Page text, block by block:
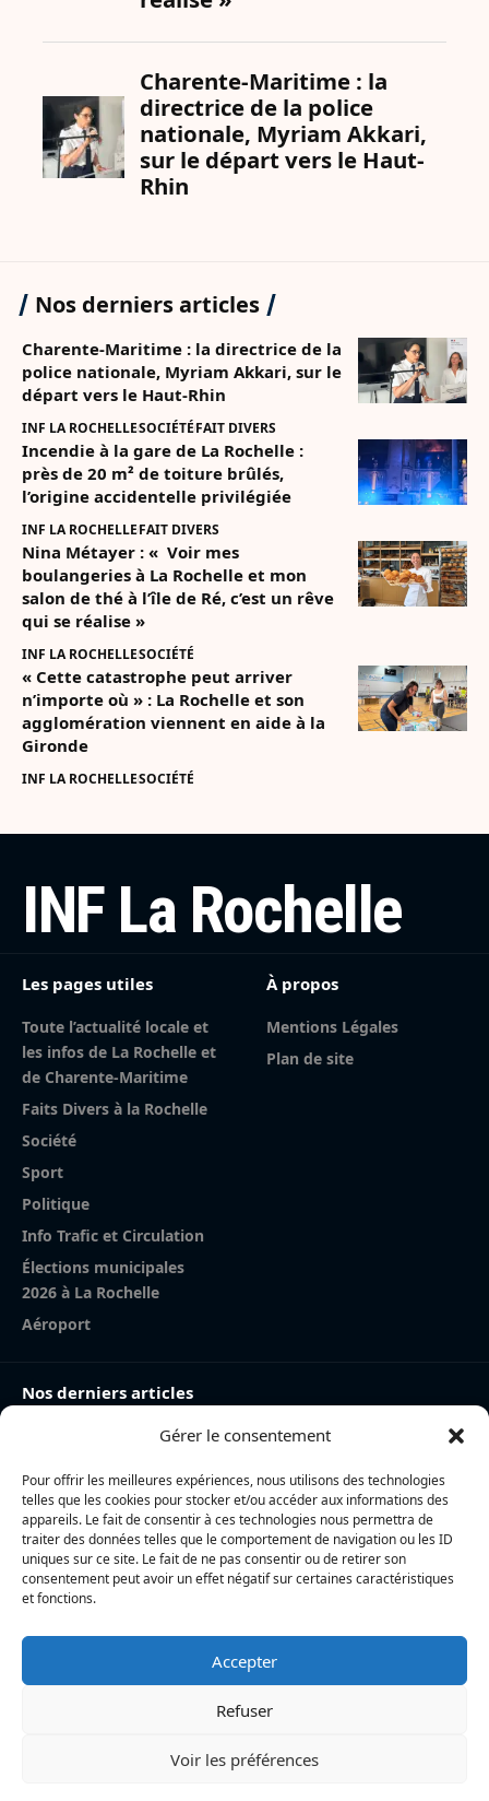
Gérer le consentement
Pour offrir les meilleures expériences, nous utilisons des technologies
telles que les cookies pour stocker et/ou accéder aux informations des
appareils. Le fait de consentir à ces technologies nous permettra de
traiter des données telles que le comportement de navigation ou les ID
uniques sur ce site. Le fait de ne pas consentir ou de retirer son
consentement peut avoir un effet négatif sur certaines caractéristiques
et fonctions.
Accepter
Refuser
Voir les préférences
Nos derniers articles
Charente-Maritime : la directrice de la
police nationale, Myriam Akkari, sur le
départ vers le Haut-Rhin
INF LA ROCHELLESOCIÉTÉFAIT DIVERS
Incendie à la gare de La Rochelle :
près de 20 m² de toiture brûlés,
l’origine accidentelle privilégiée
INF LA ROCHELLEFAIT DIVERS
Nina Métayer : « Voir mes
boulangeries à La Rochelle et mon
salon de thé à l’île de Ré, c’est un rêve
qui se réalise »
INF LA ROCHELLESOCIÉTÉ
« Cette catastrophe peut arriver
n’importe où » : La Rochelle et son
agglomération viennent en aide à la
Gironde
INF LA ROCHELLESOCIÉTÉ
INF La Rochelle
Les pages utiles
Toute l’actualité locale et
les infos de La Rochelle et
de Charente-Maritime
Faits Divers à la Rochelle
Société
Sport
Politique
Info Trafic et Circulation
Élections municipales
2026 à La Rochelle
Aéroport
À propos
Mentions Légales
Plan de site
Nos derniers articles
Charente-Maritime : la directrice de la police nationale,
Incendie à la gare de La Rochelle : près de 20 m² de
toiture brûlés, l’origine accidentelle privilégiée
Nina Métayer : « Voir mes boulangeries à La Rochelle
et mon salon de thé à l’île de Ré, c’est un rêve qui se
réalise »
L’actualité locale en continu à La Rochelle et en Charente-